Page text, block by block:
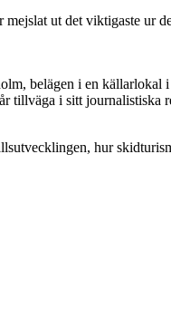
ut det viktigaste ur
belägen i en källarlokal
tillväga i sitt journalistiska
hur